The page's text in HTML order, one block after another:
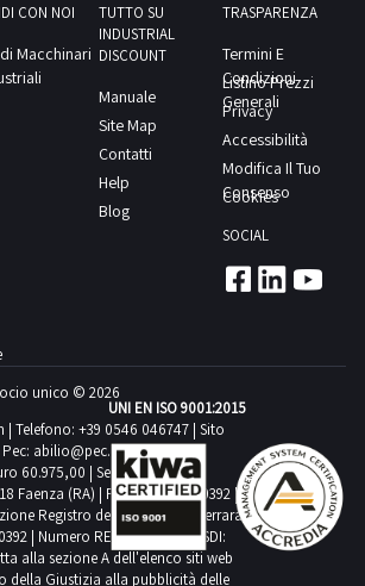
CON NOI
Macchinari
TUTTO SU
INDUSTRIAL
DISCOUNT
Manuale
Site Map
Contatti
Help
Blog
TRASPARENZA
Termini E
Condizioni
Generali
Listino Prezzi
Privacy
Accessibilità
Modifica Il Tuo
Consenso
Cookies
SOCIAL
unico © 2026
| Telefono: +39 0546 046747 | Sito
Pec: abilio@pec.illimity.com
60.975,00 | Sede legale in Via
Faenza (RA) | P.IVA: 02704840392 |
Registro delle Imprese di Ferrara
| Numero REA RA 224830 | SDI:
alla sezione A dell'elenco siti web
della Giustizia alla pubblicità delle
UNI EN ISO 9001:2015